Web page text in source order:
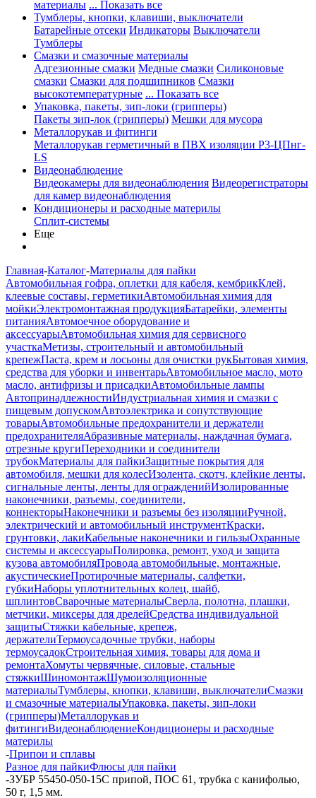
материалы ... Показать все
Тумблеры, кнопки, клавиши, выключатели
Батарейные отсеки Индикаторы Выключатели
Тумблеры
Смазки и смазочные материалы
Адгезионные смазки Медные смазки Силиконовые
смазки Смазки для подшипников Смазки
высокотемпературные ... Показать все
Упаковка, пакеты, зип-локи (грипперы)
Пакеты зип-лок (грипперы) Мешки для мусора
Металлорукав и фитинги
Металлорукав герметичный в ПВХ изоляции Р3-ЦПнг-
LS
Видеонаблюдение
Видеокамеры для видеонаблюдения Видеорегистраторы
для камер видеонаблюдения
Кондиционеры и расходные материлы
Сплит-системы
Еще
Главная-Каталог-Материалы для пайки
Автомобильная гофра, оплетки для кабеля, кембрикКлей,
клеевые составы, герметикиАвтомобильная химия для
мойкиЭлектромонтажная продукцияБатарейки, элементы
питанияАвтомоечное оборудование и
аксессуарыАвтомобильная химия для сервисного
участкаМетизы, строительный и автомобильный
крепежПаста, крем и лосьоны для очистки рукБытовая химия,
средства для уборки и инвентарьАвтомобильное масло, мото
масло, антифризы и присадкиАвтомобильные лампы
АвтопринадлежностиИндустриальная химия и смазки с
пищевым допускомАвтоэлектрика и сопутствующие
товарыАвтомобильные предохранители и держатели
предохранителяАбразивные материалы, наждачная бумага,
отрезные кругиПереходники и соединители
трубокМатериалы для пайкиЗащитные покрытия для
автомобиля, мешки для колесИзолента, скотч, клейкие ленты,
сигнальные ленты, ленты для огражденийИзолированные
наконечники, разъемы, соединители,
коннекторыНаконечники и разъемы без изоляцииРучной,
электрический и автомобильный инструментКраски,
грунтовки, лакиКабельные наконечники и гильзыОхранные
системы и аксессуарыПолировка, ремонт, уход и защита
кузова автомобиляПровода автомобильные, монтажные,
акустическиеПротирочные материалы, салфетки,
губкиНаборы уплотнительных колец, шайб,
шплинтовСварочные материалыСверла, полотна, плашки,
метчики, миксеры для дрелейСредства индивидуальной
защитыСтяжки кабельные, крепеж,
держателиТермоусадочные трубки, наборы
термоусадокСтроительная химия, товары для дома и
ремонтаХомуты червячные, силовые, стальные
стяжкиШиномонтажШумоизоляционные
материалыТумблеры, кнопки, клавиши, выключателиСмазки
и смазочные материалыУпаковка, пакеты, зип-локи
(грипперы)Металлорукав и
фитингиВидеонаблюдениеКондиционеры и расходные
материлы
-Припои и сплавы
Разное для пайкиФлюсы для пайки
-ЗУБР 55450-050-15C припой, ПОС 61, трубка с канифолью,
50 г, 1,5 мм.